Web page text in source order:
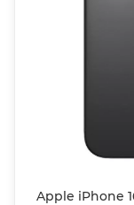
Apple iPhone